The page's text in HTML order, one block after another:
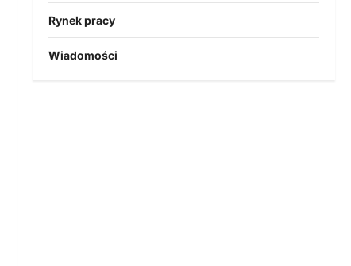
Rynek pracy
Wiadomości